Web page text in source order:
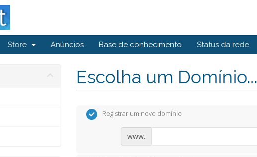
Store Anúncios Base de conhecimento Status da rede
Escolha um Domínio...
Registrar um novo domínio
www.